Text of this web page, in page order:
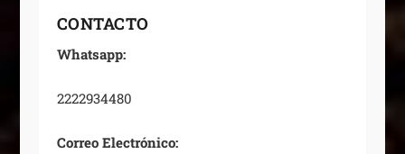
CONTACTO
Whatsapp:
2222934480
Correo Electrónico: